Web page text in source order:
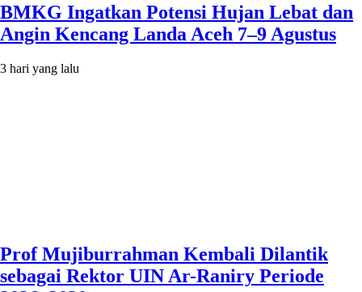
BMKG Ingatkan Potensi Hujan Lebat dan
Angin Kencang Landa Aceh 7–9 Agustus
3 hari yang lalu
Prof Mujiburrahman Kembali Dilantik
sebagai Rektor UIN Ar-Raniry Periode